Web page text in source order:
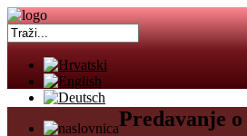
Predavanje o